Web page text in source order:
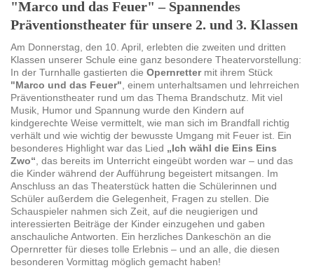
"Marco und das Feuer" – Spannendes
Präventionstheater für unsere 2. und 3. Klassen
Am Donnerstag, den 10. April, erlebten die zweiten und dritten
Klassen unserer Schule eine ganz besondere Theatervorstellung:
In der Turnhalle gastierten die Opernrettermit ihrem Stück
"Marco und das Feuer" , einem unterhaltsamen und lehrreichen
Präventionstheater rund um das Thema Brandschutz. Mit viel
Musik, Humor und Spannung wurde den Kindern auf
kindgerechte Weise vermittelt, wie man sich im Brandfall richtig
verhält und wie wichtig der bewusste Umgang mit Feuer ist. Ein
besonderes Highlight war das Lied „Ich wähl die Eins Eins
Zwo“ , das bereits im Unterricht eingeübt worden war – und das
die Kinder während der Aufführung begeistert mitsangen. Im
Anschluss an das Theaterstück hatten die Schülerinnen und
Schüler außerdem die Gelegenheit, Fragen zu stellen. Die
Schauspieler nahmen sich Zeit, auf die neugierigen und
interessierten Beiträge der Kinder einzugehen und gaben
anschauliche Antworten. Ein herzliches Dankeschön an die
Opernretter für dieses tolle Erlebnis – und an alle, die diesen
besonderen Vormittag möglich gemacht haben!